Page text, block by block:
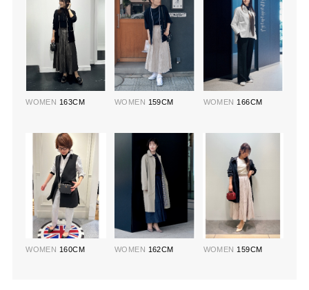
WOMEN 163CM WOMEN 159CM WOMEN 166CM
WOMEN 160CM WOMEN 162CM WOMEN 159CM